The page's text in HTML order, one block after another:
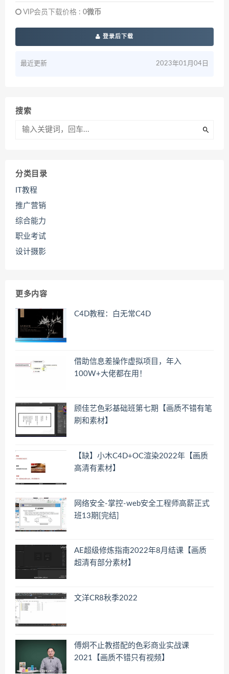
VIP会员下载价格 : 0微币
登录后下载
最近更新 2023年01月04日
搜索
分类目录
IT教程
推广营销
综合能力
职业考试
设计摄影
更多内容
C4D教程：白无常C4D
借助信息差操作虚拟项目，年入
100W+大佬都在用！
顾佳艺色彩基础班第七期【画质不错有笔
刷和素材】
【缺】小木C4D+OC渲染2022年【画质
高清有素材】
网络安全-掌控-web安全工程师高薪正式
班13期[完结]
AE超级修炼指南2022年8月结课【画质
超清有部分素材】
文洋CR8秋季2022
傅炯不止教搭配的色彩商业实战课
2021【画质不错只有视频】